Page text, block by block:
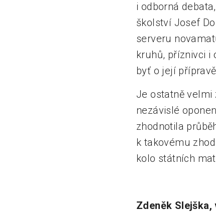
i odborná
školství Josef
serveru
kruhů, příznivci i
byť o její
Je ostatně velmi
nezávislé
zhodnotila
k takovému
kolo státních
Zdeněk Slejška,